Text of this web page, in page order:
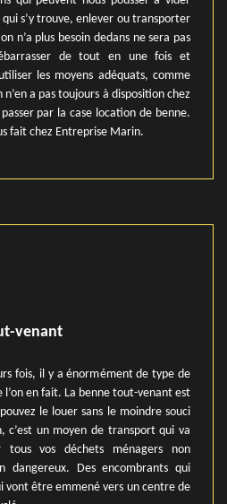
s’y trouve, enlever ou transporter
n’a plus besoin dedans ne sera pas
de tout en une fois et
les moyens adéquats, comme
a pas toujours à disposition chez
par la case location de benne.
fait chez Entreprise Marin.
venant
fois, il y a énormément de type de
l’on en fait. La benne tout-venant est
le louer sans le moindre souci
c’est un moyen de transport qui va
vos déchets ménagers non
dangereux. Des encombrants qui
vont être emmené vers un centre de